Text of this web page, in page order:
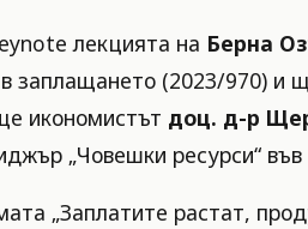
лекцията на Берна
заплащането (2023/970) и
икономистът доц. д-р
„Човешки ресурси“
„Заплатите растат,